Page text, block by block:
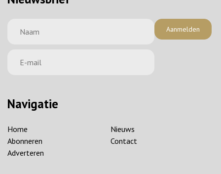
Aanmelden
Navigatie
Home
Nieuws
Abonneren
Contact
Adverteren